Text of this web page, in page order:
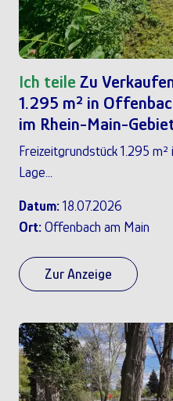
Ich teileZu
1.295 m² in
im Rhein-Main-
Freizeitgrundstück 1.295
Lage...
Datum: 18.07.2026
Ort: Offenbach am Main
Zur Anzeige